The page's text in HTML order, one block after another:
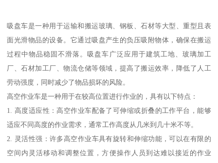
吸盘车是一种用于运输和搬运玻璃、钢板、石材等大型、重型且表
面光滑物品的设备。它通过吸盘产生的负压吸附物体，确保在搬运
过程中物品稳固不滑落。吸盘车广泛应用于建筑工地、玻璃加工
厂、石材加工厂、物流仓储等领域，提高了搬运效率，降低了人工
劳动强度，同时减少了物品损坏的风险。
高空作业车是一种用于在较高位置进行作业的，具有以下特点：
1. 高度适应性：高空作业车配备了可伸缩或折叠的工作平台，能够
适应不同高度的作业需求，通常工作高度从几米到几十米不等。
2. 灵活性强：许多高空作业车具有旋转和伸缩功能，可以在有限的
空间内灵活移动和调整位置，方便操作人员到达难以接近的作业